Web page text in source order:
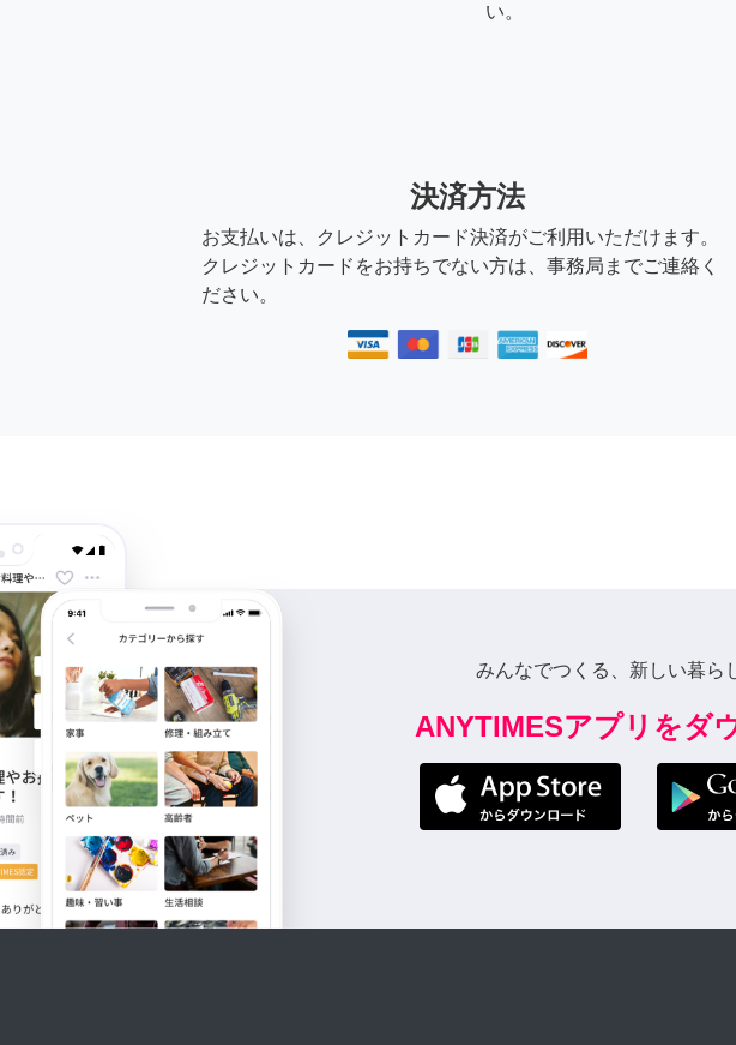
い。
決済方法
お支払いは、クレジットカード決済がご利用いただけます。
クレジットカードをお持ちでない方は、事務局までご連絡く
ださい。
みんなでつくる、新しい暮ら
ANYTIMESアプリをダ